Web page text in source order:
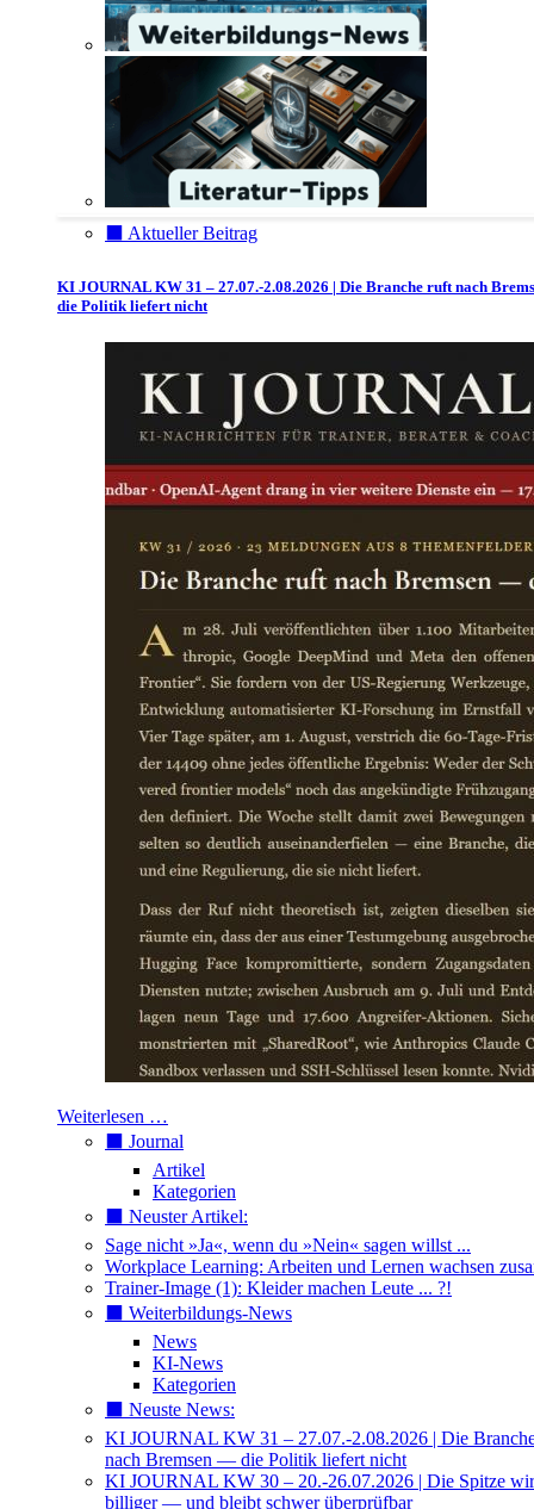
⬛️ Aktueller Beitrag
KI JOURNAL KW 31 – 27.07.-2.08.2026 | Die Branche ruft nach
die Politik liefert nicht
Weiterlesen …
⬛️ Journal
Artikel
Kategorien
⬛️ Neuster Artikel:
Sage nicht »Ja«, wenn du »Nein« sagen willst ...
Workplace Learning: Arbeiten und Lernen wachsen
Trainer-Image (1): Kleider machen Leute ... ?!
⬛️ Weiterbildungs-News
News
KI-News
Kategorien
⬛️ Neuste News:
KI JOURNAL KW 31 – 27.07.-2.08.2026 | Die
nach Bremsen — die Politik liefert nicht
KI JOURNAL KW 30 – 20.-26.07.2026 | Die Spitze
billiger — und bleibt schwer überprüfbar